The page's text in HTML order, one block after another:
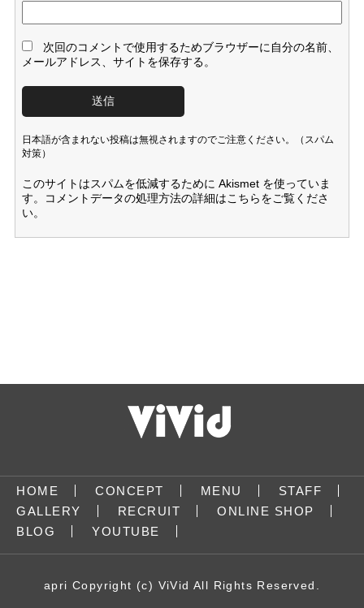
次回のコメントで使用するためブラウザーに自分の名前、
メールアドレス、サイトを保存する。
日本語が含まれない投稿は無視されますのでご注意ください。（スパム
対策）
このサイトはスパムを低減するために Akismet を使っていま
す。
コメントデータの処理方法の詳細はこちらをご覧くださ
い。
HOME CONCEPT MENU
STAFF
GALLERY
RECRUIT
ONLINE SHOP
BLOG
YOUTUBE
apri Copyright (c) ViVid All Rights Reserved.